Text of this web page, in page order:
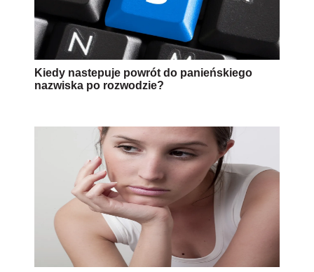
Kiedy nastepuje powrót do panieńskiego
nazwiska po rozwodzie?